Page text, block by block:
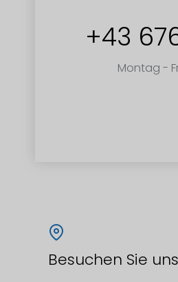
+43
Montag -
Besuchen Sie uns